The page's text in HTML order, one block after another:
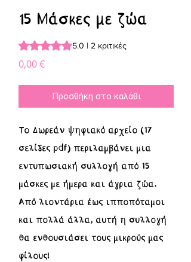
15 Μάσκες με ζώα
Rating is 5.0 out of five stars based on 2
5.0 | 2 κριτικές
0,00 €Τιμή
Προσθήκη στο καλάθι
Το Δωρεάν ψηφιακό αρχείο (17
σελίδες pdf) περιλαμβάνει μια
εντυπωσιακή συλλογή από 15
μάσκες με ήμερα και άγρια ζώα.
Από λιοντάρια έως ιπποπόταμοι
και πολλά άλλα, αυτή η συλλογή
θα ενθουσιάσει τους μικρούς μας
φίλους!